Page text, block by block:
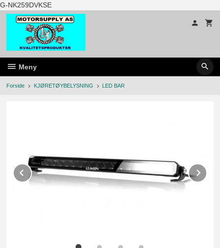
G-NK259DVKSEGå
til
innholdet
Meny
Forside KJØRETØYBELYSNING LED BAR
Prev